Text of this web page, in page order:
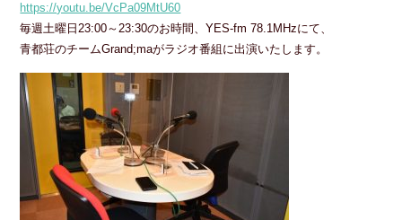
https://youtu.be/VcPa09MtU60
毎週土曜日23:00～23:30のお時間、YES-fm 78.1MHzにて、
青都荘のチームGrand;maがラジオ番組に出演いたします。